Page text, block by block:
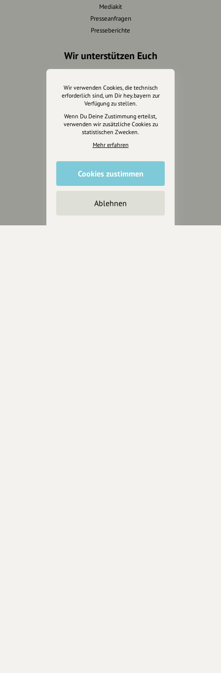
Mediakit
Presseanfragen
Presseberichte
Wir unterstützen Euch
Marketing
Design & Branding
Anakin Design
Unterstütze
unsere Plattform
hey.bayern ist ein Projekt von
für alle, die uns besuchen
wollen.
Wir verwenden Cookies, die technisch
erforderlich sind, um Dir hey.bayern zur
Verfügung zu stellen.
Wenn Du Deine Zustimmung erteilst,
verwenden wir zusätzliche Cookies zu
statistischen Zwecken.
Mehr erfahren
Cookies zustimmen
Ablehnen